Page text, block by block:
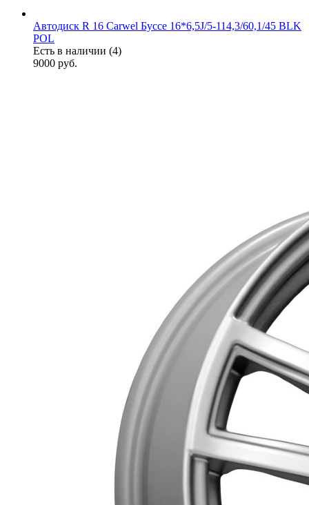
Автодиск R 16 Carwel Буссе 16*6,5J/5-114,3/60,1/45 BLK
POL
Есть в наличии (4)
9000 руб.